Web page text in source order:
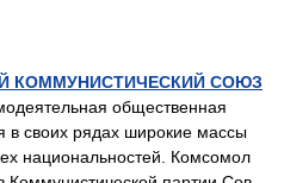
КОММУНИСТИЧЕСКИЙ СОЮЗ
общественная
своих рядах широкие массы
национальностей. Комсомол